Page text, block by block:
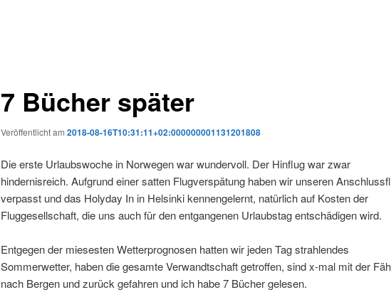
7 Bücher später
Veröffentlicht am 2018-08-16T10:31:11+02:000000001131201808
Die erste Urlaubswoche in Norwegen war wundervoll. Der Hinflug war zwar
hindernisreich. Aufgrund einer satten Flugverspätung haben wir unseren
verpasst und das Holyday In in Helsinki kennengelernt, natürlich auf Kosten der
Fluggesellschaft, die uns auch für den entgangenen Urlaubstag entschädigen wird.
Entgegen der miesesten Wetterprognosen hatten wir jeden Tag strahlendes
Sommerwetter, haben die gesamte Verwandtschaft getroffen, sind x-mal mit der
nach Bergen und zurück gefahren und ich habe 7 Bücher gelesen.